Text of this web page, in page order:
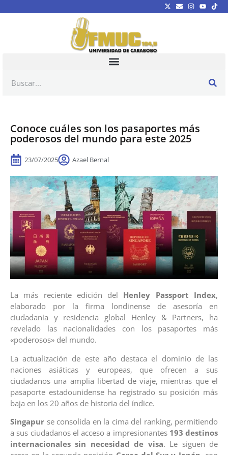
Conoce cuáles son los pasaportes más
poderosos del mundo para este 2025
23/07/2025 Azael Bernal
La más reciente edición del Henley Passport Index,
elaborado por la firma londinense de asesoría en
ciudadanía y residencia global Henley & Partners, ha
revelado las nacionalidades con los pasaportes más
«poderosos» del mundo.
La actualización de este año destaca el dominio de las
naciones asiáticas y europeas, que ofrecen a sus
ciudadanos una amplia libertad de viaje, mientras que el
pasaporte estadounidense ha registrado su posición más
baja en los 20 años de historia del índice.
Singapur se consolida en la cima del ranking, permitiendo
a sus ciudadanos el acceso a impresionantes 193 destinos
internacionales sin necesidad de visa. Le siguen de